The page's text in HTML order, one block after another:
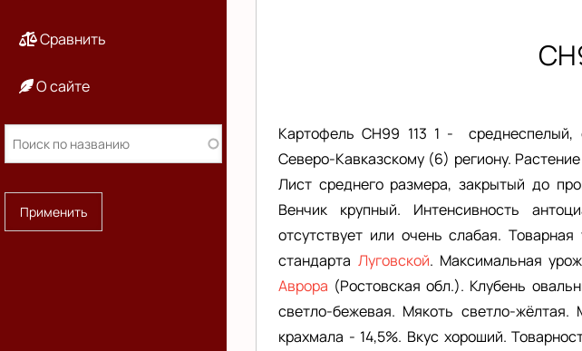
Сравнить
О сайте
Картофель СН99 113 1 - среднеспелый,
Северо-Кавказскому (6) региону.
Лист среднего размера, закрытый до
Венчик крупный. Интенсивность
отсутствует или очень слабая.
стандарта Луговской. Максимальная
Аврора (Ростовская обл.). Клубень
светло-бежевая. Мякоть светло-
крахмала - 14,5%. Вкус хороший.